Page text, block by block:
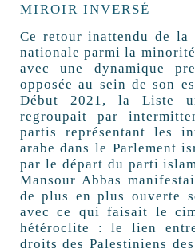
MIROIR INVERSÉ
Ce retour inattendu de la
nationale parmi la
avec une dynamique
opposée au sein de son
Début 2021, la Liste
regroupait par
partis représentant les
arabe dans le Parlement
par le départ du parti
Mansour Abbas
de plus en plus ouverte
avec ce qui faisait le
hétéroclite : le lien
droits des Palestiniens